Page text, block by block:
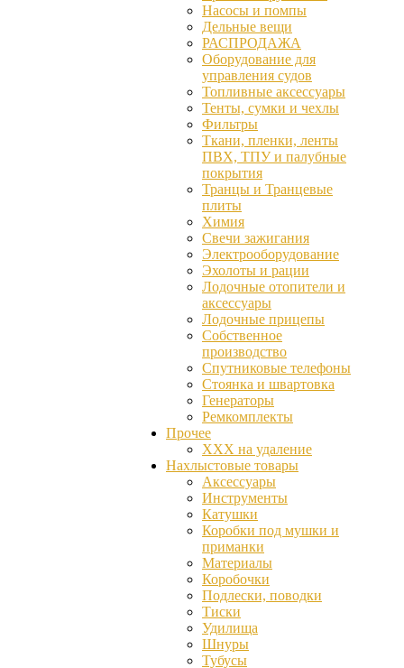
Насосы и помпы
Дельные вещи
РАСПРОДАЖА
Оборудование для
управления судов
Топливные аксессуары
Тенты, сумки и чехлы
Фильтры
Ткани, пленки, ленты
ПВХ, ТПУ и палубные
покрытия
Транцы и Транцевые
плиты
Химия
Свечи зажигания
Электрооборудование
Эхолоты и рации
Лодочные отопители и
аксессуары
Лодочные прицепы
Собственное
производство
Спутниковые телефоны
Стоянка и швартовка
Генераторы
Ремкомплекты
Прочее
ХХХ на удаление
Нахлыстовые товары
Аксессуары
Инструменты
Катушки
Коробки под мушки и
приманки
Материалы
Коробочки
Подлески, поводки
Тиски
Удилища
Шнуры
Тубусы